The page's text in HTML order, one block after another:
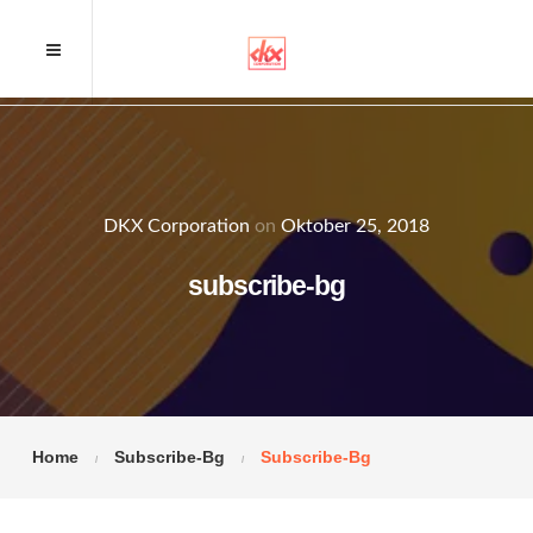
DKX Corporation on Oktober 25, 2018
subscribe-bg
Home Subscribe-Bg Subscribe-Bg